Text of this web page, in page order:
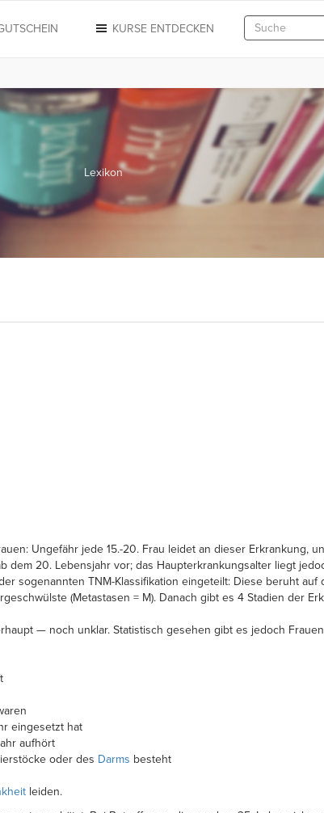
KURSE ENTDECKEN
Lexikon
Ungefähr jede 15.-20. Frau leidet an dieser Erkrankung,
20. Lebensjahr vor; das Haupterkrankungsalter liegt
sogenannten TNM-Klassifikation eingeteilt: Diese beruht auf
(Metastasen = M). Danach gibt es 4 Stadien der
— noch unklar. Statistisch gesehen gibt es jedoch
eingesetzt hat
aufhört
oder des Darms besteht
leiden.